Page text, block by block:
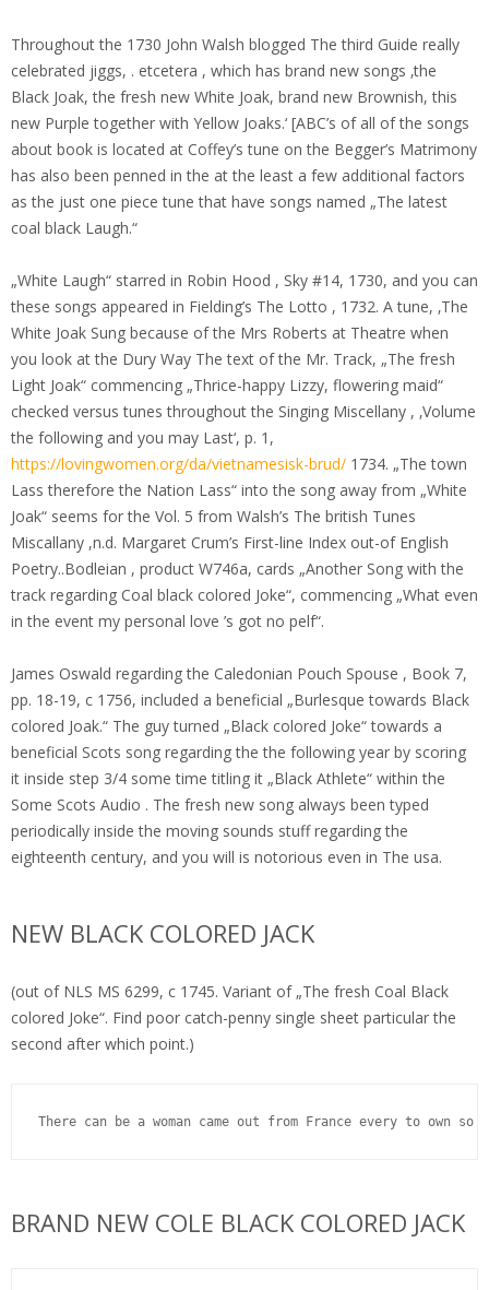
Throughout the 1730 John Walsh blogged The third Guide really
celebrated jiggs, . etcetera , which has brand new songs ‚the
Black Joak, the fresh new White Joak, brand new Brownish, this
new Purple together with Yellow Joaks.‘ [ABC’s of all of the songs
about book is located at Coffey’s tune on the Begger’s Matrimony
has also been penned in the at the least a few additional factors
as the just one piece tune that have songs named „The latest
coal black Laugh.“
„White Laugh“ starred in Robin Hood , Sky #14, 1730, and you can
these songs appeared in Fielding’s The Lotto , 1732. A tune, ‚The
White Joak Sung because of the Mrs Roberts at Theatre when
you look at the Dury Way The text of the Mr. Track, „The fresh
Light Joak“ commencing „Thrice-happy Lizzy, flowering maid“
checked versus tunes throughout the Singing Miscellany , ‚Volume
the following and you may Last‘, p. 1,
https://lovingwomen.org/da/vietnamesisk-brud/ 1734. „The town
Lass therefore the Nation Lass“ into the song away from „White
Joak“ seems for the Vol. 5 from Walsh’s The british Tunes
Miscallany ,n.d. Margaret Crum’s First-line Index out-of English
Poetry..Bodleian , product W746a, cards „Another Song with the
track regarding Coal black colored Joke“, commencing „What even
in the event my personal love ’s got no pelf“.
James Oswald regarding the Caledonian Pouch Spouse , Book 7,
pp. 18-19, c 1756, included a beneficial „Burlesque towards Black
colored Joak.“ The guy turned „Black colored Joke“ towards a
beneficial Scots song regarding the the following year by scoring
it inside step 3/4 some time titling it „Black Athlete“ within the
Some Scots Audio . The fresh new song always been typed
periodically inside the moving sounds stuff regarding the
eighteenth century, and you will is notorious even in The usa.
NEW BLACK COLORED JACK
(out of NLS MS 6299, c 1745. Variant of „The fresh Coal Black
colored Joke“. Find poor catch-penny single sheet particular the
second after which point.)
There can be a woman came out from France every to
BRAND NEW COLE BLACK COLORED JACK